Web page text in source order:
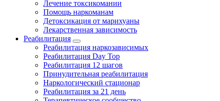
Лечение токсикомании
Помощь наркоманам
Детоксикация от марихуаны
Лекарственная зависимость
Реабилитация
Реабилитация наркозависимых
Реабилитация Day Top
Реабилитация 12 шагов
Принудительная реабилитация
Наркологический стационар
Реабилитация за 21 день